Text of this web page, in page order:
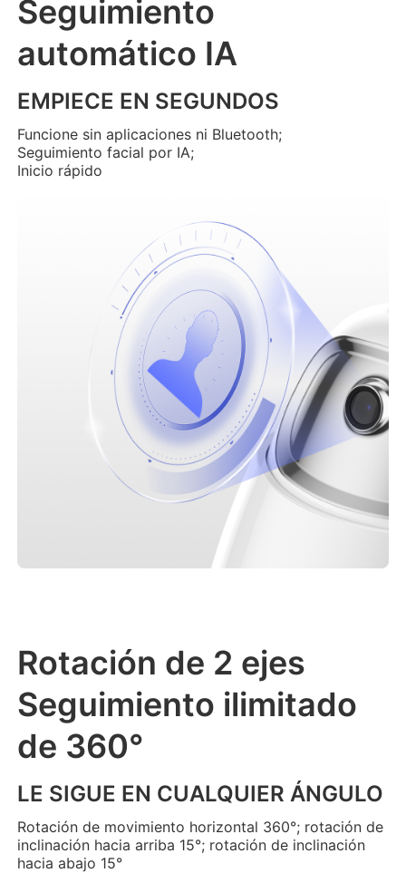
Seguimiento
automático IA
EMPIECE EN SEGUNDOS
Funcione sin aplicaciones ni Bluetooth;
Seguimiento facial por IA;
Inicio rápido
Rotación de 2 ejes
Seguimiento ilimitado
de 360°
LE SIGUE EN CUALQUIER ÁNGULO
Rotación de movimiento horizontal 360°; rotación de
inclinación hacia arriba 15°; rotación de inclinación
hacia abajo 15°